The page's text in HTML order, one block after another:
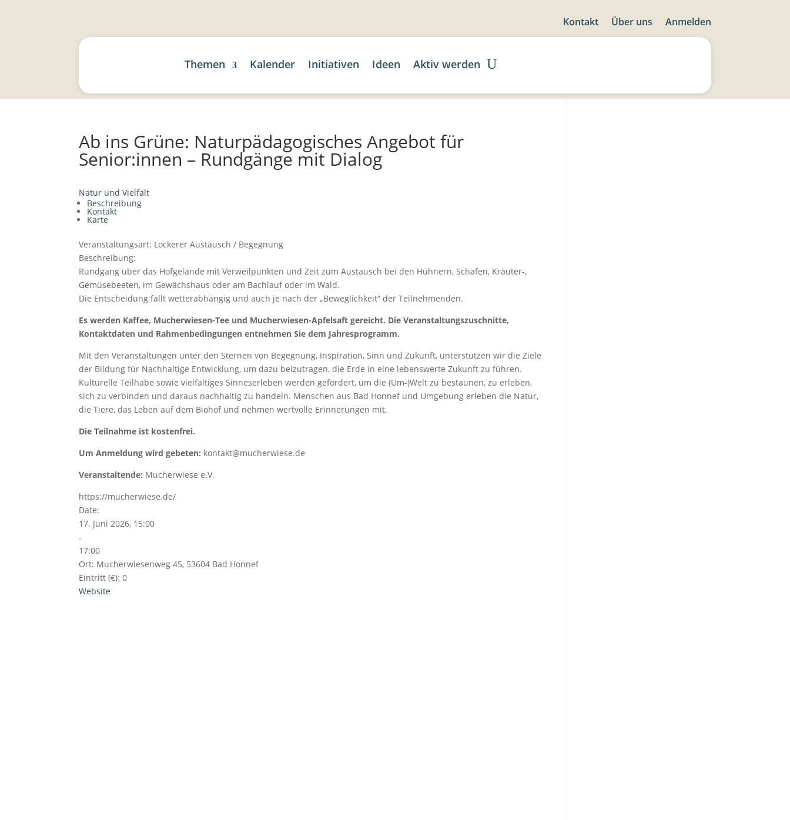
Kontakt Über uns Anmelden
Themen Kalender Initiativen Ideen Aktiv werden
Ab ins Grüne: Naturpädagogisches Angebot für
Senior:innen – Rundgänge mit Dialog
Natur und Vielfalt
Beschreibung
Kontakt
Karte
Veranstaltungsart: Lockerer Austausch / Begegnung
Beschreibung:
Rundgang über das Hofgelände mit Verweilpunkten und Zeit zum Austausch bei den Hühnern, Schafen, Kräuter-,
Gemüsebeeten, im Gewächshaus oder am Bachlauf oder im Wald.
Die Entscheidung fällt wetterabhängig und auch je nach der „Beweglichkeit“ der Teilnehmenden.
Es werden Kaffee, Mucherwiesen-Tee und Mucherwiesen-Apfelsaft gereicht. Die Veranstaltungszuschnitte,
Kontaktdaten und Rahmenbedingungen entnehmen Sie dem Jahresprogramm.
Mit den Veranstaltungen unter den Sternen von Begegnung, Inspiration, Sinn und Zukunft, unterstützen wir die Ziele
der Bildung für Nachhaltige Entwicklung, um dazu beizutragen, die Erde in eine lebenswerte Zukunft zu führen.
Kulturelle Teilhabe sowie vielfältiges Sinneserleben werden gefördert, um die (Um-)Welt zu bestaunen, zu erleben,
sich zu verbinden und daraus nachhaltig zu handeln. Menschen aus Bad Honnef und Umgebung erleben die Natur,
die Tiere, das Leben auf dem Biohof und nehmen wertvolle Erinnerungen mit.
Die Teilnahme ist kostenfrei.
Um Anmeldung wird gebeten: kontakt@mucherwiese.de
Veranstaltende: Mucherwiese e.V.
https://mucherwiese.de/
Date:
17. Juni 2026, 15:00
-
17:00
Ort: Mucherwiesenweg 45, 53604 Bad Honnef
Eintritt (€):0
Website